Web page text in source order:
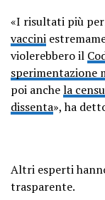
«I risultati più
vaccini
violerebbero il
sperimentazione
poi anchela
dissenta», ha
Altri esperti
trasparente.